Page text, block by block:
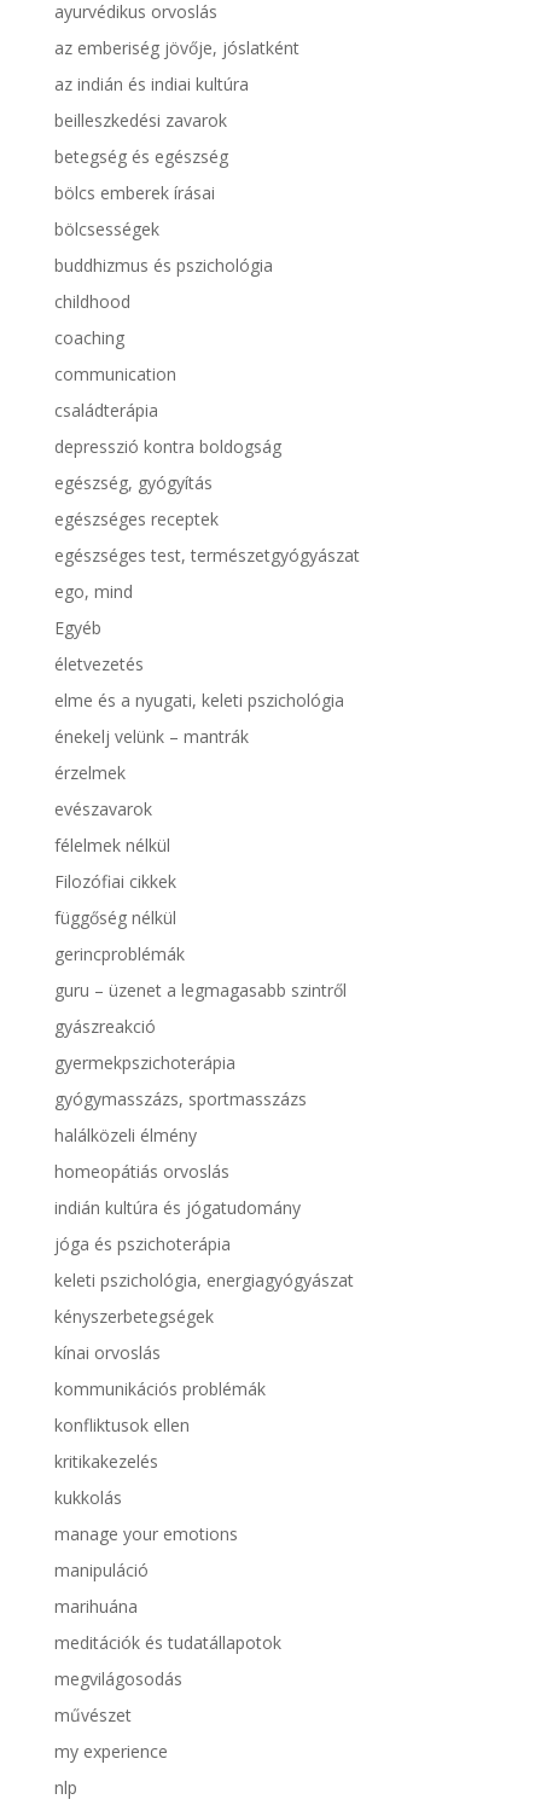
ayurvédikus orvoslás
az emberiség jövője, jóslatként
az indián és indiai kultúra
beilleszkedési zavarok
betegség és egészség
bölcs emberek írásai
bölcsességek
buddhizmus és pszichológia
childhood
coaching
communication
családterápia
depresszió kontra boldogság
egészség, gyógyítás
egészséges receptek
egészséges test, természetgyógyászat
ego, mind
Egyéb
életvezetés
elme és a nyugati, keleti pszichológia
énekelj velünk – mantrák
érzelmek
evészavarok
félelmek nélkül
Filozófiai cikkek
függőség nélkül
gerincproblémák
guru – üzenet a legmagasabb szintről
gyászreakció
gyermekpszichoterápia
gyógymasszázs, sportmasszázs
halálközeli élmény
homeopátiás orvoslás
indián kultúra és jógatudomány
jóga és pszichoterápia
keleti pszichológia, energiagyógyászat
kényszerbetegségek
kínai orvoslás
kommunikációs problémák
konfliktusok ellen
kritikakezelés
kukkolás
manage your emotions
manipuláció
marihuána
meditációk és tudatállapotok
megvilágosodás
művészet
my experience
nlp